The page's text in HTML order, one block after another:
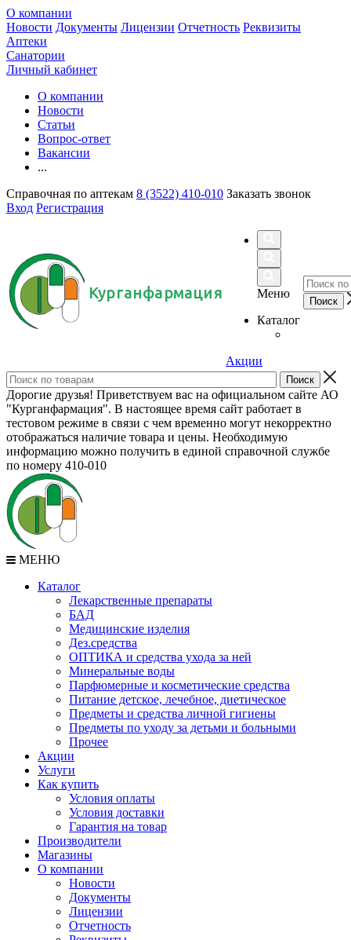
О компании
Новости Документы Лицензии Отчетность Реквизиты
Аптеки
Санатории
Личный кабинет
О компании
Новости
Статьи
Вопрос-ответ
Вакансии
...
Справочная по аптекам 8 (3522) 410-010 Заказать звонок
Вход Регистрация
Курганфармация
Меню
Каталог
Акции
Дорогие друзья! Приветствуем вас на официальном сайте АО
"Курганфармация". В настоящее время сайт работает в
тестовом режиме в связи с чем временно могут некорректно
отображаться наличие товара и цены. Необходимую
информацию можно получить в единой справочной службе
по номеру 410-010
МЕНЮ
Каталог
Лекарственные препараты
БАД
Медицинские изделия
Дез.средства
ОПТИКА и средства ухода за ней
Минеральные воды
Парфюмерные и косметические средства
Питание детское, лечебное, диетическое
Предметы и средства личной гигиены
Предметы по уходу за детьми и больными
Прочее
Акции
Услуги
Как купить
Условия оплаты
Условия доставки
Гарантия на товар
Производители
Магазины
О компании
Новости
Документы
Лицензии
Отчетность